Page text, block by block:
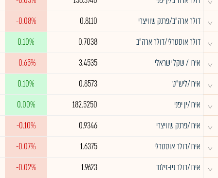
^ דולר ארה"ב/פרנק שוויצרי 0.8110
-0.08%
^ דולר אוסטרלי/דולר ארה"ב 0.7038
0.10%
^ אירו / שקל ישראלי 3.4535
-0.65%
^ אירו/ליש"ט 0.8573
0.10%
^ אירו/ין יפני 182.5250
0.00%
^ אירו/פרנק שוויצרי 0.9346
-0.10%
^ אירו/דולר אוסטרלי 1.6375
-0.07%
^ אירו/דולר ניו-זילנד 1.9623
-0.02%